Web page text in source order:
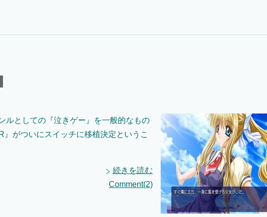
ルとしての『泣きゲー』を一般的なもの
がついにスイッチに移植決定というこ
続きを読む
Comment(2)